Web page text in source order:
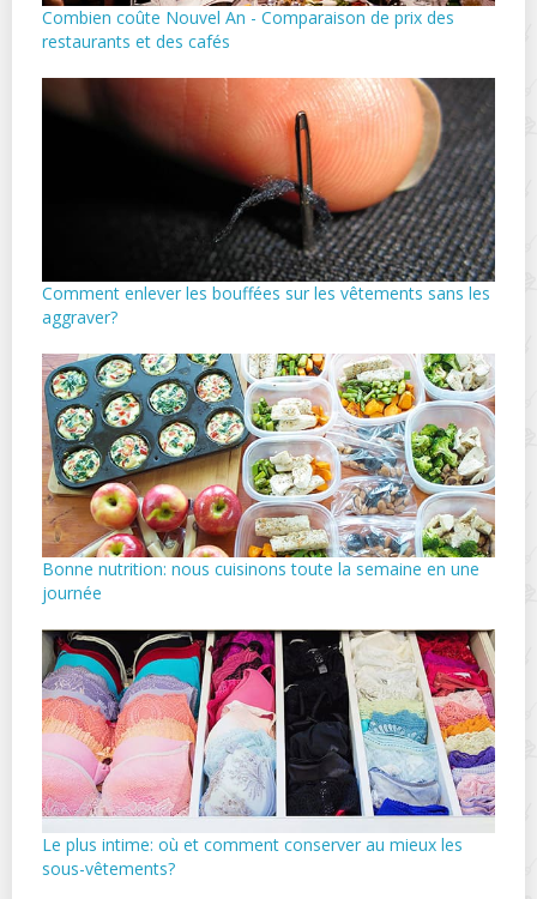
Combien coûte Nouvel An - Comparaison de prix des
restaurants et des cafés
Comment enlever les bouffées sur les vêtements sans les
aggraver?
Bonne nutrition: nous cuisinons toute la semaine en une
journée
Le plus intime: où et comment conserver au mieux les
sous-vêtements?